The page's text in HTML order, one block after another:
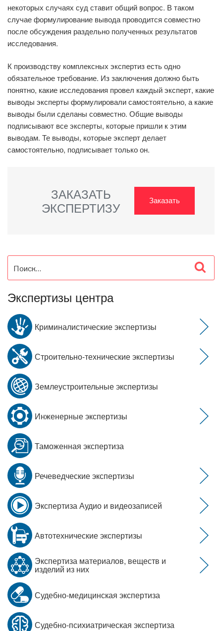
некоторых случаях суд ставит общий вопрос. В таком
случае формулирование вывода проводится совместно
после обсуждения раздельно полученных результатов
исследования.
К производству комплексных экспертиз есть одно
обязательное требование. Из заключения должно быть
понятно, какие исследования провел каждый эксперт, какие
выводы эксперты формулировали самостоятельно, а какие
выводы были сделаны совместно. Общие выводы
подписывают все эксперты, которые пришли к этим
выводам. Те выводы, которые эксперт делает
самостоятельно, подписывает только он.
ЗАКАЗАТЬ
ЭКСПЕРТИЗУ
Заказать
Экспертизы центра
Криминалистические экспертизы
Строительно-технические экспертизы
Землеустроительные экспертизы
Инженерные экспертизы
Таможенная экспертиза
Речеведческие экспертизы
Экспертиза Аудио и видеозаписей
Автотехнические экспертизы
Экспертиза материалов, веществ и
изделий из них
Судебно-медицинская экспертиза
Судебно-психиатрическая экспертиза